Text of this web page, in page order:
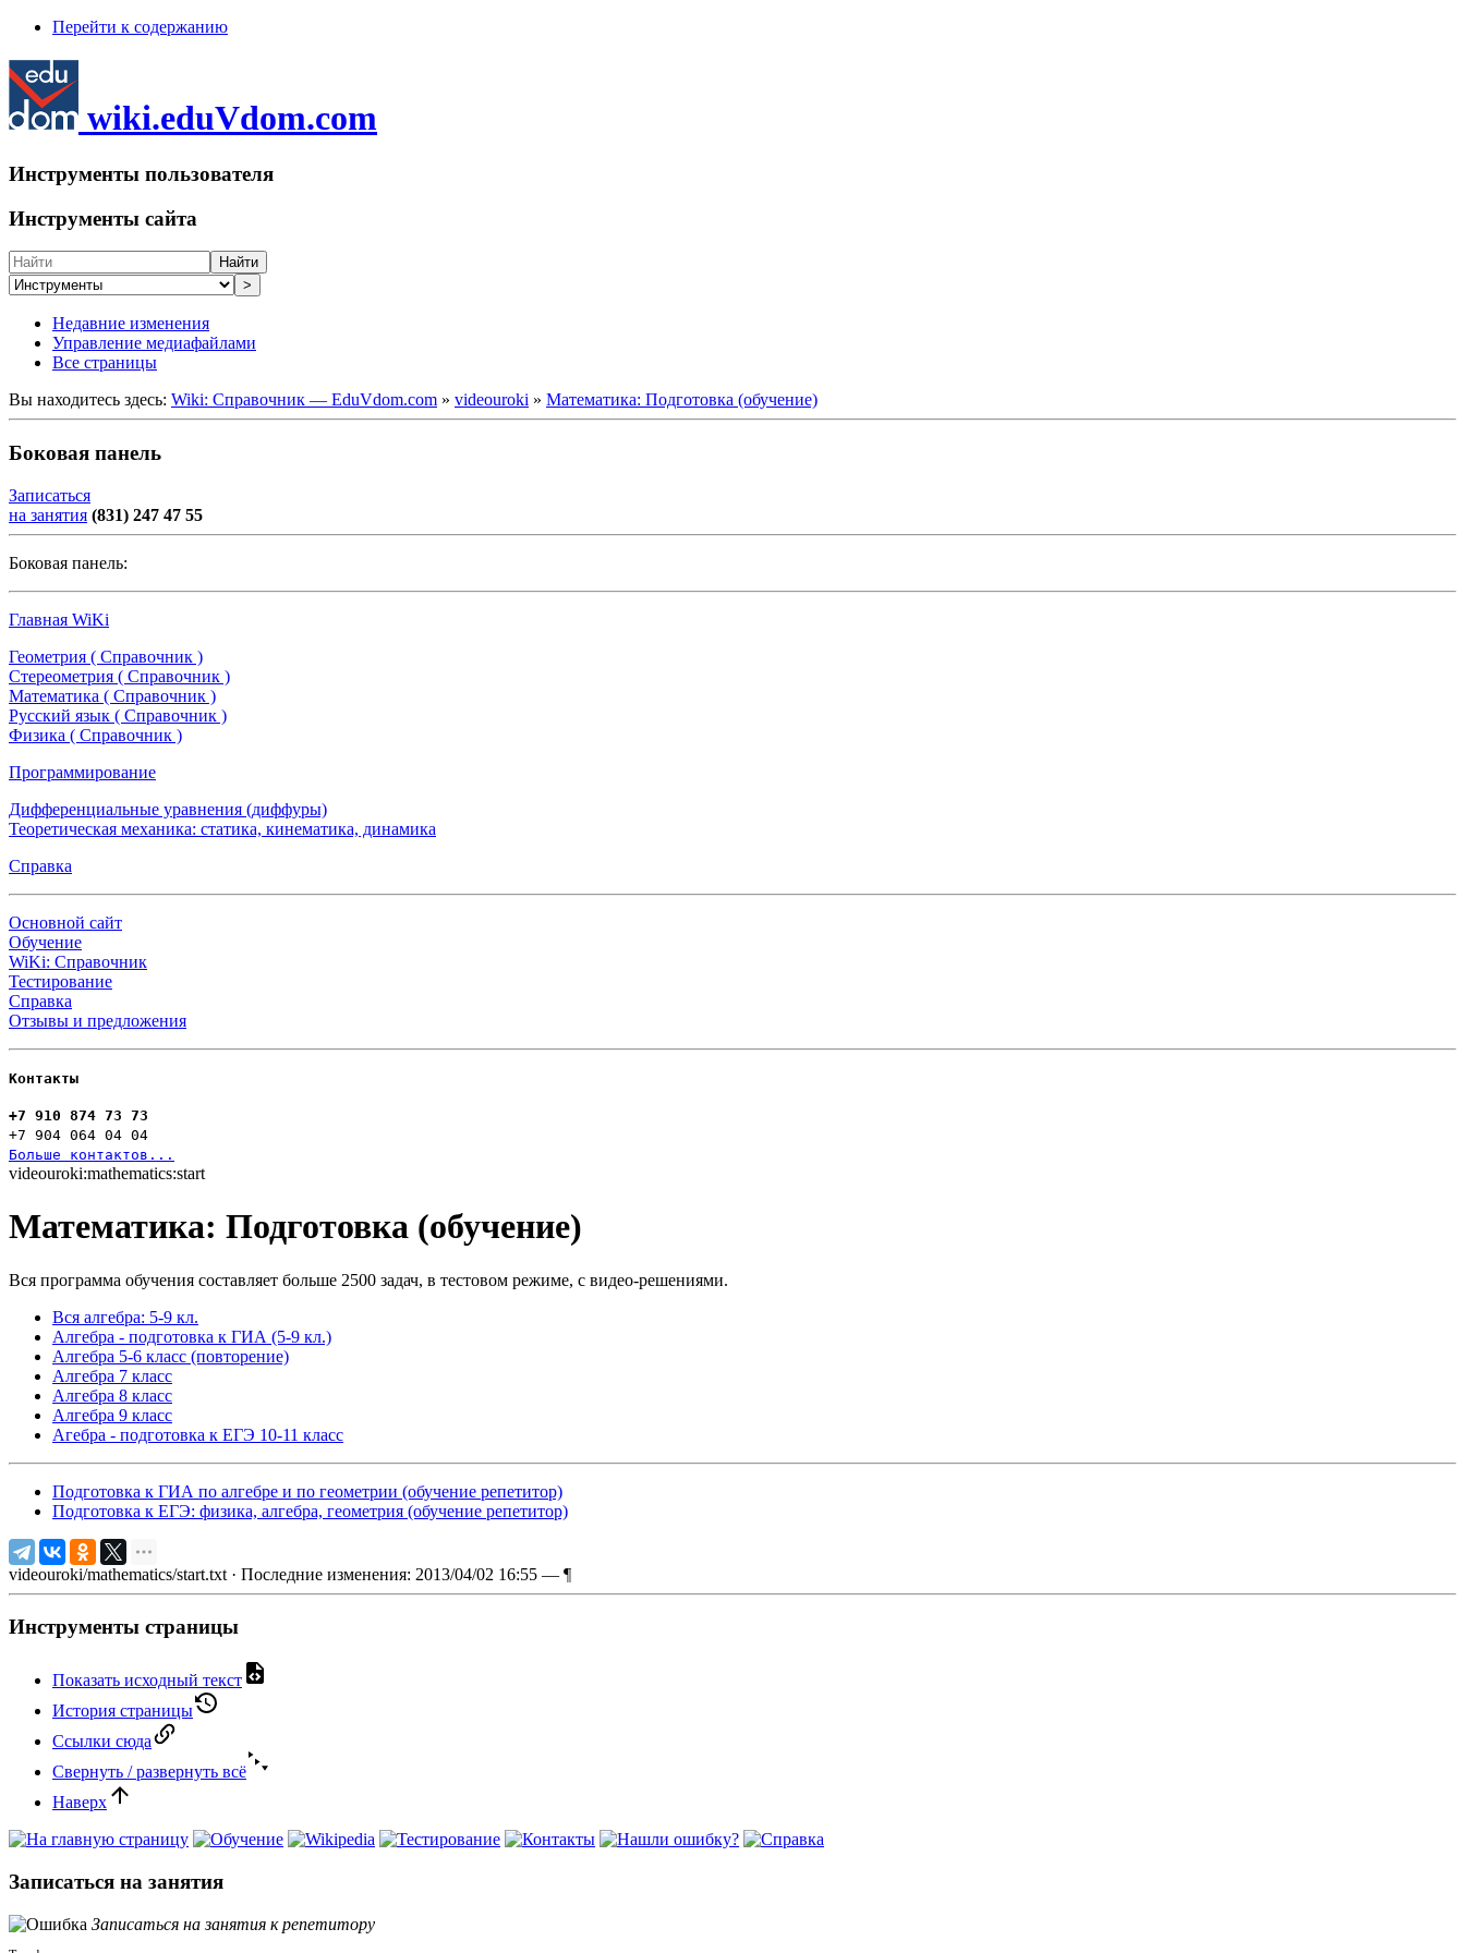
Перейти к содержанию
wiki.eduVdom.com
Инструменты пользователя
Инструменты сайта
Найти
>
Недавние изменения
Управление медиафайлами
Все страницы
Вы находитесь здесь: Wiki: Справочник — EduVdom.com » videouroki » Математика: Подготовка (обучение)
Боковая панель
Записаться
на занятия (831) 247 47 55
Боковая панель:
Главная WiKi
Геометрия ( Справочник )
Стереометрия ( Справочник )
Математика ( Справочник )
Русский язык ( Справочник )
Физика ( Справочник )
Программирование
Дифференциальные уравнения (диффуры)
Теоретическая механика: статика, кинематика, динамика
Справка
Основной сайт
Обучение
WiKi: Справочник
Тестирование
Справка
Отзывы и предложения
Контакты
+7 910 874 73 73
+7 904 064 04 04
Больше контактов...
videouroki:mathematics:start
Математика: Подготовка (обучение)
Вся программа обучения составляет больше 2500 задач, в тестовом режиме, с видео-решениями.
Вся алгебра: 5-9 кл.
Алгебра - подготовка к ГИА (5-9 кл.)
Алгебра 5-6 класс (повторение)
Алгебра 7 класс
Алгебра 8 класс
Алгебра 9 класс
Агебра - подготовка к ЕГЭ 10-11 класс
Подготовка к ГИА по алгебре и по геометрии (обучение репетитор)
Подготовка к ЕГЭ: физика, алгебра, геометрия (обучение репетитор)
videouroki/mathematics/start.txt · Последние изменения: 2013/04/02 16:55 — ¶
Инструменты страницы
Показать исходный текст
История страницы
Ссылки сюда
Свернуть / развернуть всё
Наверх
Записаться на занятия
Записаться на занятия к репетитору